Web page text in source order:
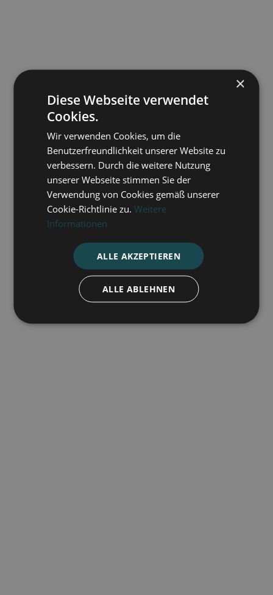
Die Kirche - ein Ort der Hoffnung in
Transnistrien
×
Diese Webseite verwendet
Cookies.
Wir verwenden Cookies, um die
Benutzerfreundlichkeit unserer Website zu
verbessern. Durch die weitere Nutzung
unserer Webseite stimmen Sie der
Verwendung von Cookies gemäß unserer
Cookie-Richtlinie zu.Weitere
Informationen
ALLE AKZEPTIEREN
ALLE ABLEHNEN